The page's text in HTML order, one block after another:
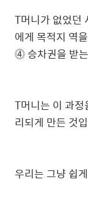
T머니가 없었던
에게 목적지 역
⓸승차권을 받
T머니는 이 과
리되게 만든 것
우리는 그냥 쉽